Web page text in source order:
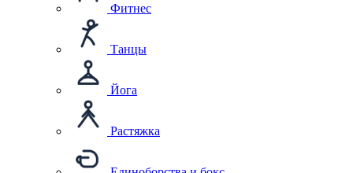
Фитнес
Танцы
Йога
Растяжка